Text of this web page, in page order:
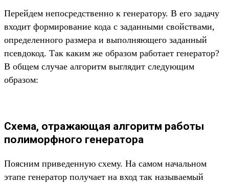
Перейдем непосредственно к генератору. В его задачу
входит формирование кода с заданными свойствами,
определенного размера и выполняющего заданный
псевдокод. Так каким же образом работает генератор?
В общем случае алгоритм выглядит следующим
образом:
Схема, отражающая алгоритм работы
полиморфного генератора
Поясним приведенную схему. На самом начальном
этапе генератор получает на вход так называемый